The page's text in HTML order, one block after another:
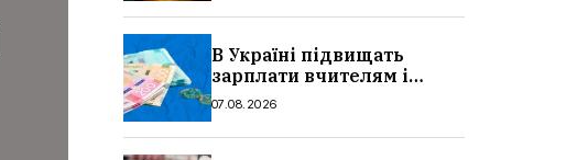
В Україні підвищать
зарплати вчителям і
стипендії студентам з 1
суми, розмір
07.08.2026